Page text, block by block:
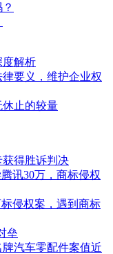
度解析
要义，维护企业权
止的较量
获得胜诉判决
讯30万，商标侵权
侵权案，遇到商标
垒
汽车零配件案值近